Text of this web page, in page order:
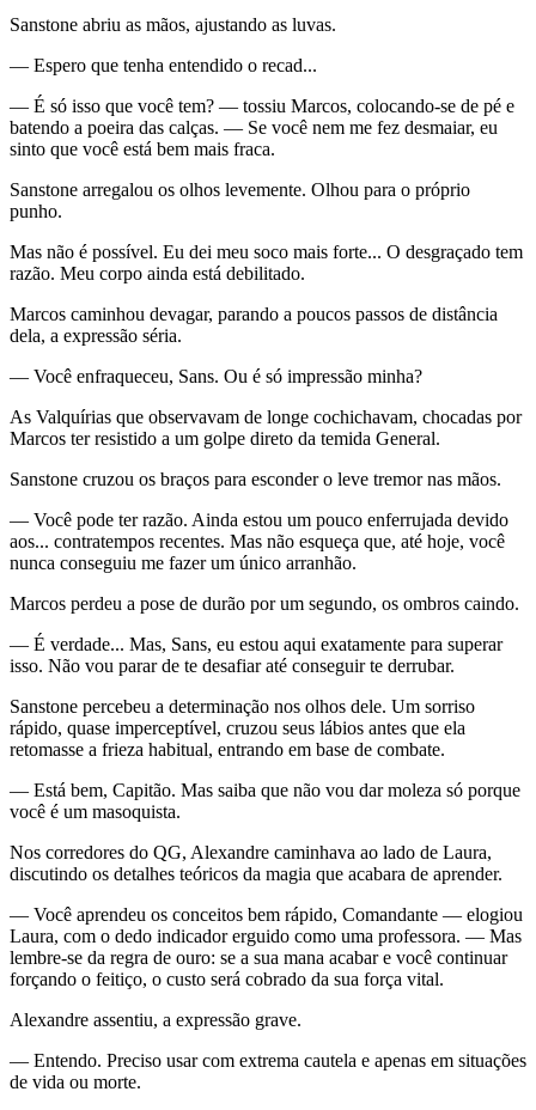
Sanstone abriu as mãos, ajustando as luvas.
— Espero que tenha entendido o recad...
— É só isso que você tem? — tossiu Marcos, colocando-se de pé e
batendo a poeira das calças. — Se você nem me fez desmaiar, eu
sinto que você está bem mais fraca.
Sanstone arregalou os olhos levemente. Olhou para o próprio
punho.
Mas não é possível. Eu dei meu soco mais forte... O desgraçado tem
razão. Meu corpo ainda está debilitado.
Marcos caminhou devagar, parando a poucos passos de distância
dela, a expressão séria.
— Você enfraqueceu, Sans. Ou é só impressão minha?
As Valquírias que observavam de longe cochichavam, chocadas por
Marcos ter resistido a um golpe direto da temida General.
Sanstone cruzou os braços para esconder o leve tremor nas mãos.
— Você pode ter razão. Ainda estou um pouco enferrujada devido
aos... contratempos recentes. Mas não esqueça que, até hoje, você
nunca conseguiu me fazer um único arranhão.
Marcos perdeu a pose de durão por um segundo, os ombros caindo.
— É verdade... Mas, Sans, eu estou aqui exatamente para superar
isso. Não vou parar de te desafiar até conseguir te derrubar.
Sanstone percebeu a determinação nos olhos dele. Um sorriso
rápido, quase imperceptível, cruzou seus lábios antes que ela
retomasse a frieza habitual, entrando em base de combate.
— Está bem, Capitão. Mas saiba que não vou dar moleza só porque
você é um masoquista.
Nos corredores do QG, Alexandre caminhava ao lado de Laura,
discutindo os detalhes teóricos da magia que acabara de aprender.
— Você aprendeu os conceitos bem rápido, Comandante — elogiou
Laura, com o dedo indicador erguido como uma professora. — Mas
lembre-se da regra de ouro: se a sua mana acabar e você continuar
forçando o feitiço, o custo será cobrado da sua força vital.
Alexandre assentiu, a expressão grave.
— Entendo. Preciso usar com extrema cautela e apenas em situações
de vida ou morte.